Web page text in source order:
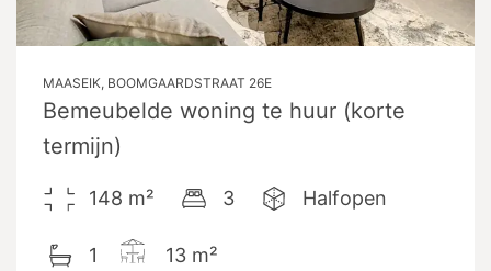
MAASEIK, BOOMGAARDSTRAAT 26E
Bemeubelde woning te huur (korte
termijn)
148 m² 3 Halfopen
1 13 m²